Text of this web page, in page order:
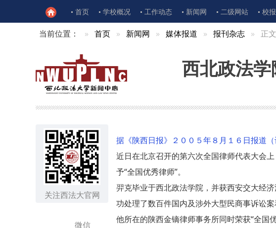
首页 学校概况 工作动态 新闻网 二级网站 校报
当前位置： 首页 新闻网 媒体报道 报刊杂志 正文
西北政法
关注西法大官网
微信
据《陕西日报》２００５年８月１６日报道（
近日在北京召开的第六次全国律师代表大会
予“全国优秀律师”。
羿克毕业于西北政法学院，并获西安交大经
功处理了数百件国内及涉外大型民商事诉讼
他所在的陕西金镝律师事务所同时荣获“全国